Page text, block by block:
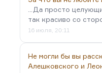
...Да просто
так красиво со
16 июля, 20:11
Не могли бы вы
Алешковского и